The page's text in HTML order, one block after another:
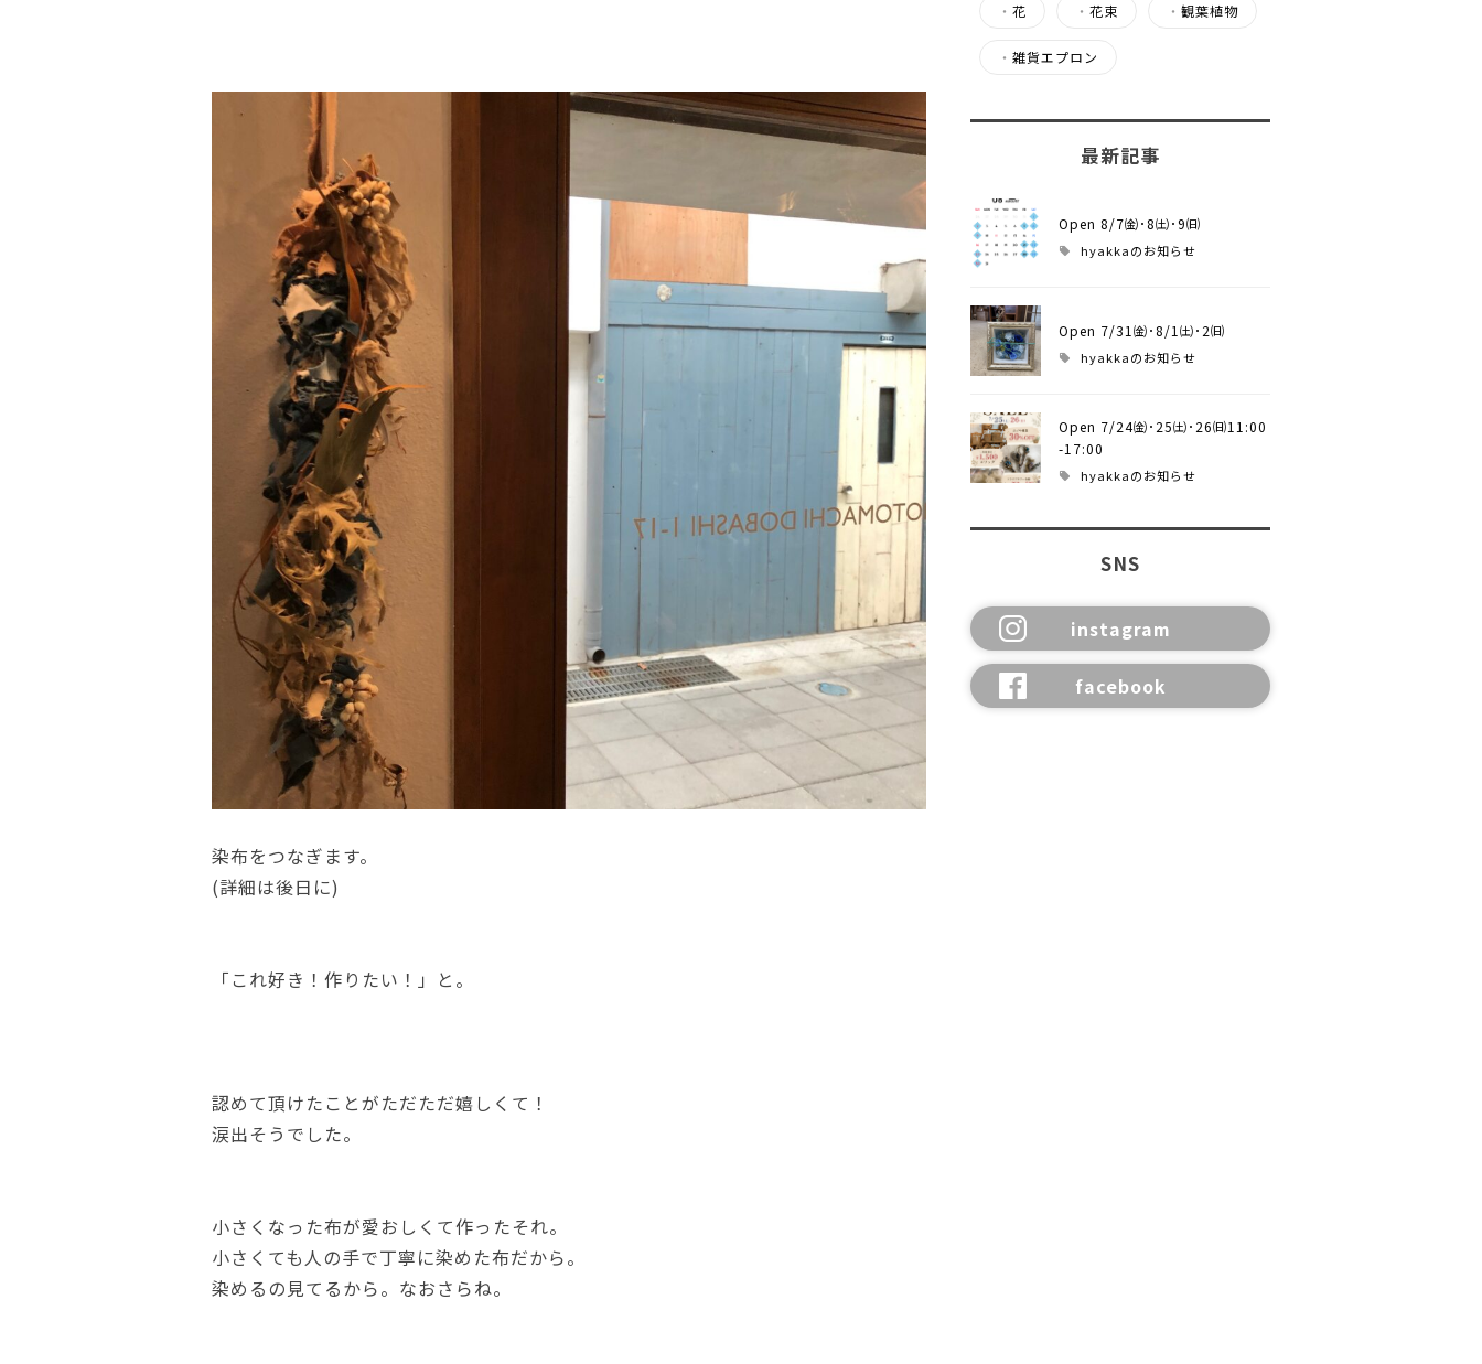
染布をつなぎます。
(詳細は後日に)
「これ好き！作りたい！」と。
認めて頂けたことがただただ嬉しくて！
涙出そうでした。
小さくなった布が愛おしくて作ったそれ。
小さくても人の手で丁寧に染めた布だから。
染めるの見てるから。なおさらね。
・ 花 ・ 花束 ・ 観葉植物
・ 雑貨エプロン
最新記事
Open 8/7㈮･8㈯･9㈰
hyakkaのお知らせ
Open 7/31㈮･8/1㈯･2㈰
hyakkaのお知らせ
Open 7/24㈮･25㈯･26㈰11:00
-17:00
hyakkaのお知らせ
SNS
instagram
facebook